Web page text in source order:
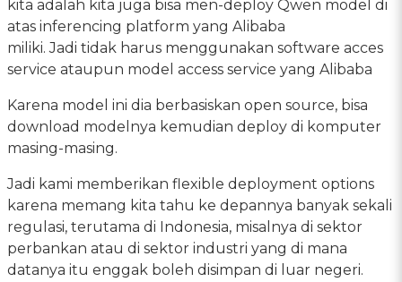
kita adalah kita juga bisa men-deploy Qwen model di
atas inferencing platform yang Alibaba
miliki. Jadi tidak harus menggunakan software acces
service ataupun model access service yang Alibaba
Karena model ini dia berbasiskan open source, bisa
download modelnya kemudian deploy di komputer
masing-masing.
Jadi kami memberikan flexible deployment options
karena memang kita tahu ke depannya banyak sekali
regulasi, terutama di Indonesia, misalnya di sektor
perbankan atau di sektor industri yang di mana
datanya itu enggak boleh disimpan di luar negeri.